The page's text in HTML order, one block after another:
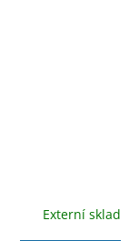
Externí sklad